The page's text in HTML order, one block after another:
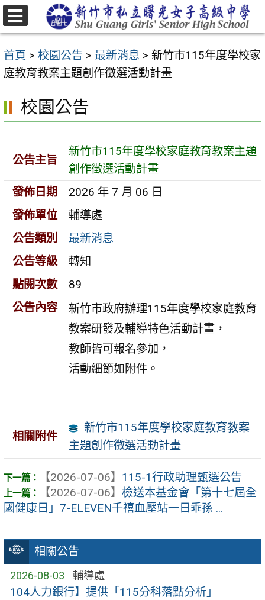
跳
至
要
內
區
首頁 > 校園公告 > 最新消息 > 新竹市115年度學校家
庭教育教案主題創作徵選活動計畫
相關公告
2026-08-03 輔導處
104人力銀行】提供「115分科落點分析」
校園公告
公告主旨
新竹市115年度學校家庭教育教案主題
創作徵選活動計畫
發佈日期
2026 年 7 月 06 日
發佈單位
輔導處
公告類別
最新消息
公告等級
轉知
點閱次數
89
公告內容
新竹市政府辦理115年度學校家庭教育
教案研發及輔導特色活動計畫，
教師皆可報名參加，
活動細節如附件。
相關附件
新竹市115年度學校家庭教育教案
主題創作徵選活動計畫
【2026-07-06】 115-1行政助理甄選公告
【2026-07-06】 檢送本基金會「第十七屆全
國健康日」7-ELEVEN千禧血壓站一日乖孫 ...
選
單